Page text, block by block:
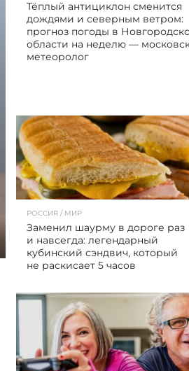
Тёплый антициклон сменится
дождями и северным ветром:
прогноз погоды в
области на неделю —
метеоролог
РОССИЯ / МИР
Заменил шаурму в дороге раз
и навсегда: легендарный
кубинский сэндвич, который
не раскисает 5 часов